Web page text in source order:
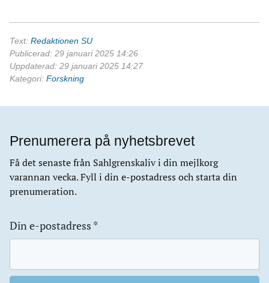
Text: Redaktionen SU
Publicerad: 29 januari 2025 14:26
Uppdaterad: 29 januari 2025 14:27
Kategori: Forskning
Prenumerera på nyhetsbrevet
Få det senaste från Sahlgrenskaliv i din mejlkorg
varannan vecka. Fyll i din e-postadress och starta din
prenumeration.
Din e-postadress *